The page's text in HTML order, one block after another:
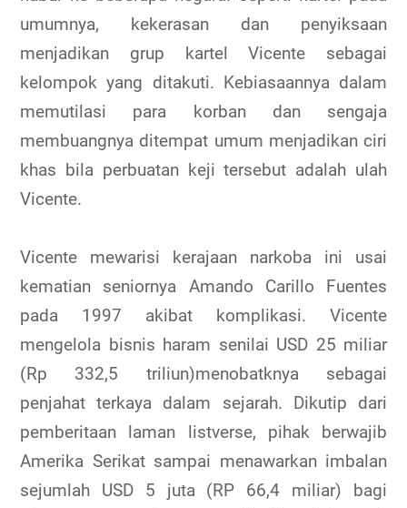
umumnya, kekerasan dan penyiksaan
menjadikan grup kartel Vicente sebagai
kelompok yang ditakuti. Kebiasaannya dalam
memutilasi para korban dan sengaja
membuangnya ditempat umum menjadikan ciri
khas bila perbuatan keji tersebut adalah ulah
Vicente.
Vicente mewarisi kerajaan narkoba ini usai
kematian seniornya Amando Carillo Fuentes
pada 1997 akibat komplikasi. Vicente
mengelola bisnis haram senilai USD 25 miliar
(Rp 332,5 triliun)menobatknya sebagai
penjahat terkaya dalam sejarah. Dikutip dari
pemberitaan laman listverse, pihak berwajib
Amerika Serikat sampai menawarkan imbalan
sejumlah USD 5 juta (RP 66,4 miliar) bagi